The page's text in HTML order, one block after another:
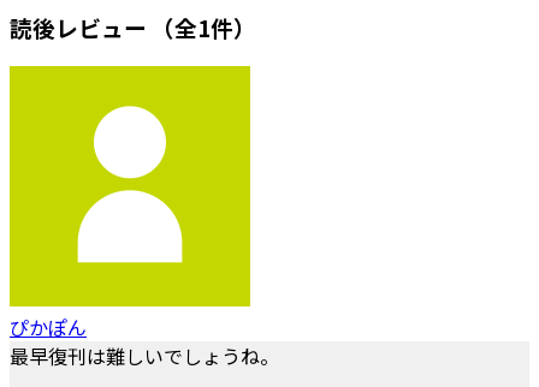
読後レビュー （全1件）
ぴかぽん
最早復刊は難しいでしょうね。